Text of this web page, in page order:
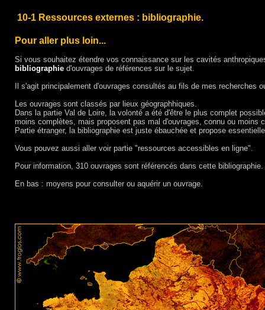
Pour aller plus loin...
Si vous souhaitez étendre vos connaissance sur les cavités
bibliographie d'ouvrages de références sur le sujet.
Il s'agit principalement d'ouvrages consultés au fils de mes recherches
Les ouvrages sont classés par lieux géographhiques.
Dans la partie Val de Loire, la volonté a été d'être le plus complet
moins complètes, mais proposent pas mal d'ouvrages, connu ou moins
Partie étranger, la bibliographie est juste ébauchée et propose
Vous pouvez aussi aller voir partie "ressources accessibles en ligne".
Pour information, 310 ouvrages sont référencés dans cette bibliographie.
En bas : moyens pour consulter ou aquérir un ouvrage.
10-1 Ressources externes : bibliographie.